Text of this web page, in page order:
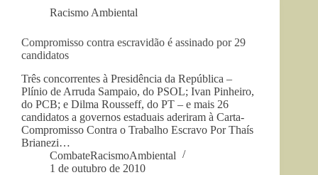
Racismo Ambiental
Compromisso contra escravidão é assinado por 29
candidatos
Três concorrentes à Presidência da República –
Plínio de Arruda Sampaio, do PSOL; Ivan Pinheiro,
do PCB; e Dilma Rousseff, do PT – e mais 26
candidatos a governos estaduais aderiram à Carta-
Compromisso Contra o Trabalho Escravo Por Thaís
Brianezi…
CombateRacismoAmbiental
1 de outubro de 2010